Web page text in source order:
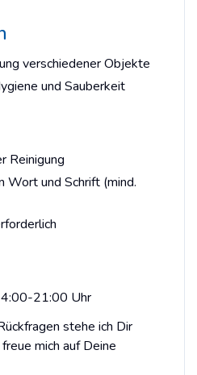
verschiedener Objekte
und Sauberkeit
Reinigung
Wort und Schrift (mind.
21:00 Uhr
stehe ich Dir
mich auf Deine